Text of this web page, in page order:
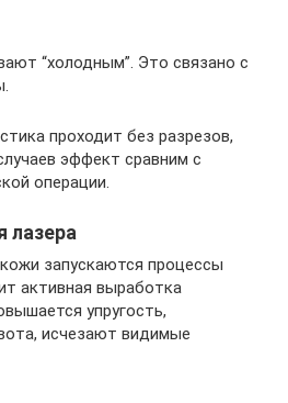
“холодным”. Это связано с
проходит без разрезов,
эффект сравним с
операции.
лазера
запускаются процессы
активная выработка
упругость,
исчезают видимые